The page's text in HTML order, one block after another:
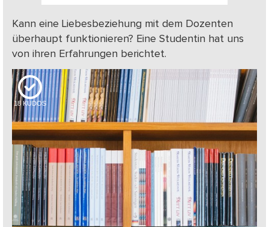
Kann eine Liebesbeziehung mit dem Dozenten
überhaupt funktionieren? Eine Studentin hat uns
von ihren Erfahrungen berichtet.
18 KUDOS